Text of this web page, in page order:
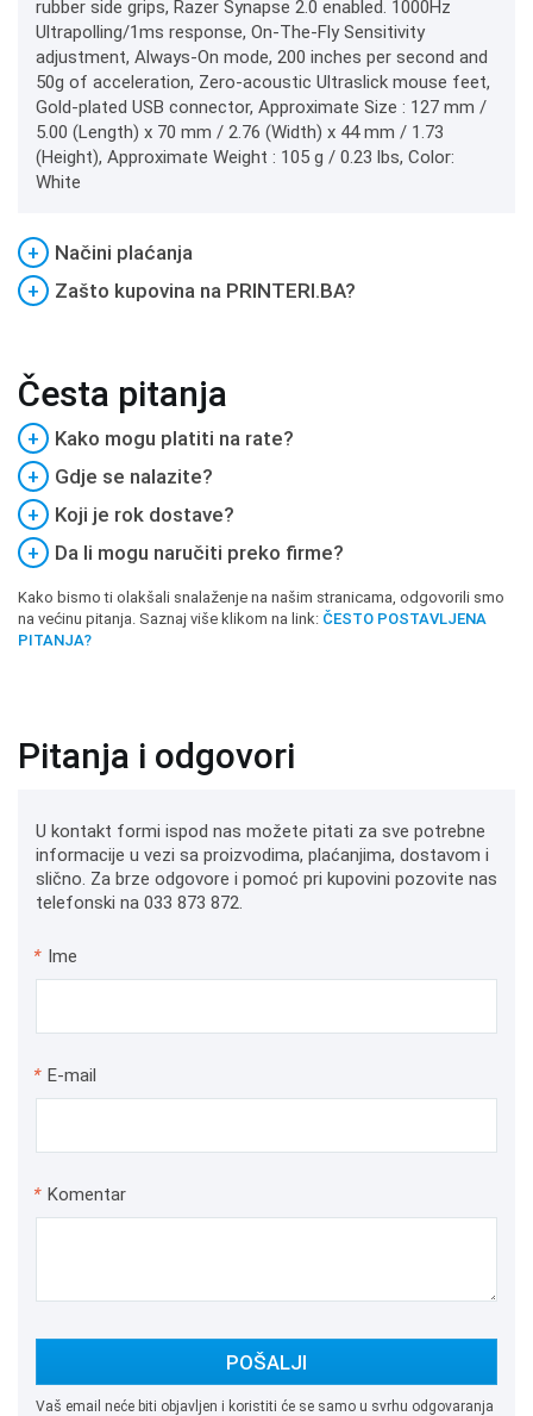
rubber side grips, Razer Synapse 2.0 enabled. 1000Hz
Ultrapolling/1ms response, On-The-Fly Sensitivity
adjustment, Always-On mode, 200 inches per second and
50g of acceleration, Zero-acoustic Ultraslick mouse feet,
Gold-plated USB connector, Approximate Size : 127 mm /
5.00 (Length) x 70 mm / 2.76 (Width) x 44 mm / 1.73
(Height), Approximate Weight : 105 g / 0.23 lbs, Color:
White
+
Načini plaćanja
+
Zašto kupovina na PRINTERI.BA?
Česta pitanja
+
Kako mogu platiti na rate?
+
Gdje se nalazite?
+
Koji je rok dostave?
+
Da li mogu naručiti preko firme?
Kako bismo ti olakšali snalaženje na našim stranicama, odgovorili smo
na većinu pitanja. Saznaj više klikom na link: ČESTO POSTAVLJENA
PITANJA?
Pitanja i odgovori
U kontakt formi ispod nas možete pitati za sve potrebne
informacije u vezi sa proizvodima, plaćanjima, dostavom i
slično. Za brze odgovore i pomoć pri kupovini pozovite nas
telefonski na 033 873 872.
* Ime
* E-mail
* Komentar
POŠALJI
Vaš email neće biti objavljen i koristiti će se samo u svrhu odgovaranja